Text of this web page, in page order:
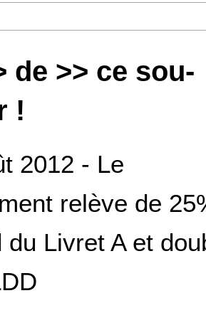
de >> ce sou-
!
2012 - Le
relève de
du Livret A et